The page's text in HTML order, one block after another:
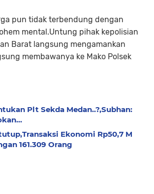
pun tidak terbendung dengan
mental.Untung pihak kepolisian
Barat langsung mengamankan
membawanya ke Mako Polsek
Plt Sekda Medan..?,Subhan:
Ekonomi Rp50,7 M
161.309 Orang